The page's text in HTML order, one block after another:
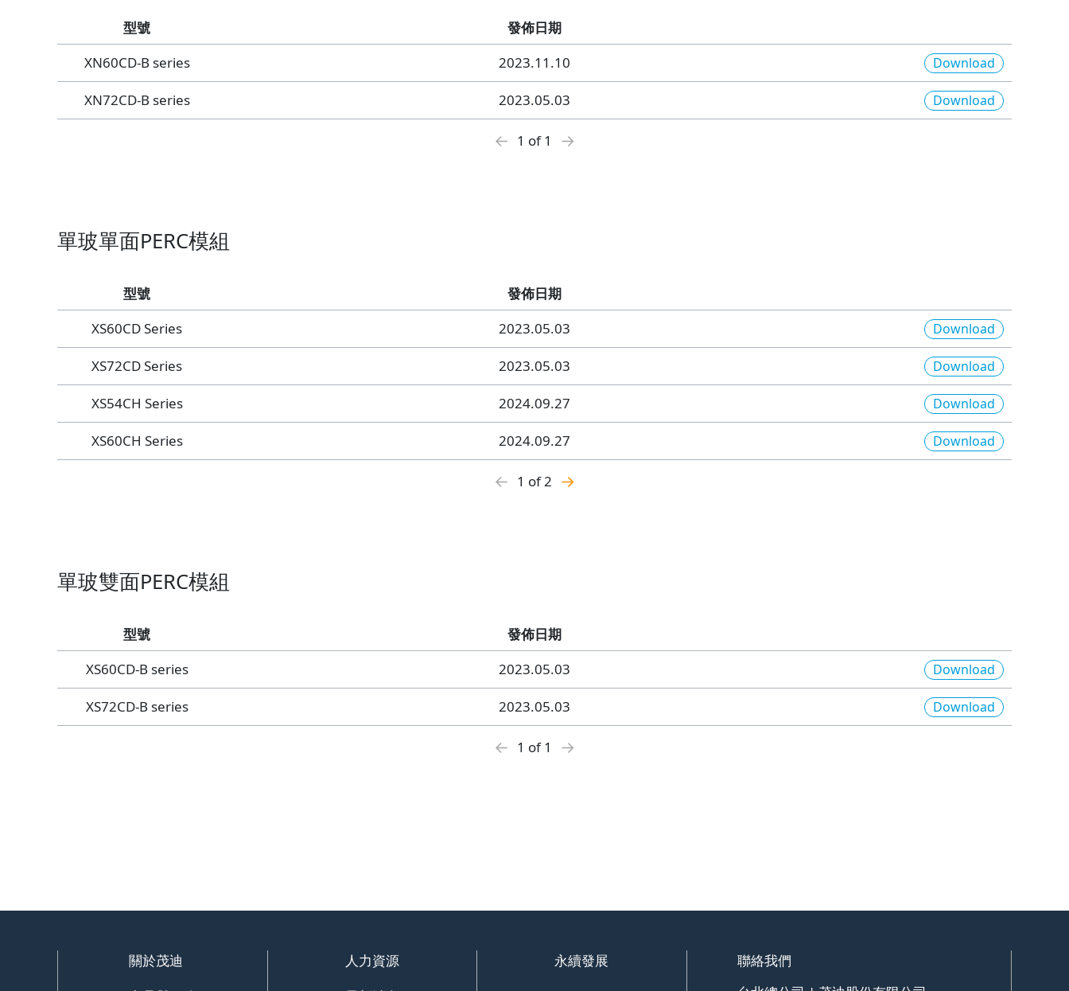
型號
發佈日期
XN60CD-B series
2023.11.10 Download
XN72CD-B series 2023.05.03 Download
← 1 of 1 →
單玻單面PERC模組
型號
發佈日期
XS60CD Series
2023.05.03 Download
XS72CD Series 2023.05.03 Download
XS54CH Series 2024.09.27 Download
XS60CH Series 2024.09.27 Download
← 1 of 2 →
單玻雙面PERC模組
型號
發佈日期
XS60CD-B series
2023.05.03 Download
XS72CD-B series 2023.05.03 Download
← 1 of 1 →
關於茂迪
人力資源
永續發展
聯絡我們